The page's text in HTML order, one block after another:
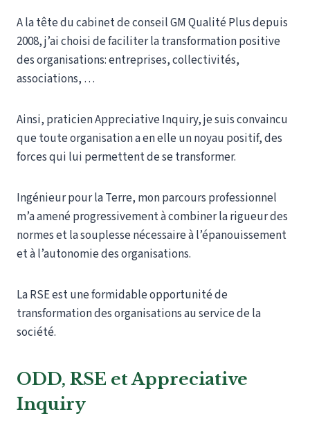
A la tête du cabinet de conseil GM Qualité Plus depuis
2008, j’ai choisi de faciliter la transformation positive
des organisations: entreprises, collectivités,
associations, …
Ainsi, praticien Appreciative Inquiry, je suis convaincu
que toute organisation a en elle un noyau positif, des
forces qui lui permettent de se transformer.
Ingénieur pour la Terre, mon parcours professionnel
m’a amené progressivement à combiner la rigueur des
normes et la souplesse nécessaire à l’épanouissement
et à l’autonomie des organisations.
La RSE est une formidable opportunité de
transformation des organisations au service de la
société.
ODD, RSE et Appreciative
Inquiry